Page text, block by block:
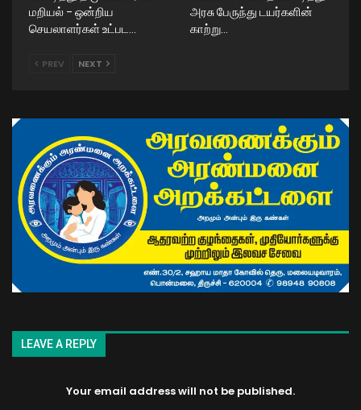
மறியல் – ஒன்றிய
செயலாளர்கள் உட்பட…
அரசு பேருந்து டயர்களின்
காற்று…
PREV NEXT
LEAVE A REPLY
Your email address will not be published.